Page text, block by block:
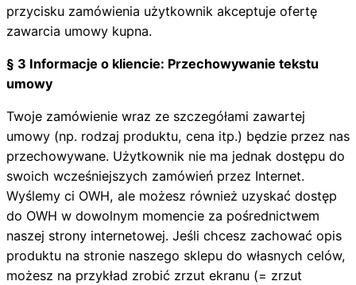
przycisku zamówienia użytkownik akceptuje ofertę
zawarcia umowy kupna.
§ 3 Informacje o kliencie: Przechowywanie tekstu
umowy
Twoje zamówienie wraz ze szczegółami zawartej
umowy (np. rodzaj produktu, cena itp.) będzie przez nas
przechowywane. Użytkownik nie ma jednak dostępu do
swoich wcześniejszych zamówień przez Internet.
Wyślemy ci OWH, ale możesz również uzyskać dostęp
do OWH w dowolnym momencie za pośrednictwem
naszej strony internetowej. Jeśli chcesz zachować opis
produktu na stronie naszego sklepu do własnych celów,
możesz na przykład zrobić zrzut ekranu (= zrzut